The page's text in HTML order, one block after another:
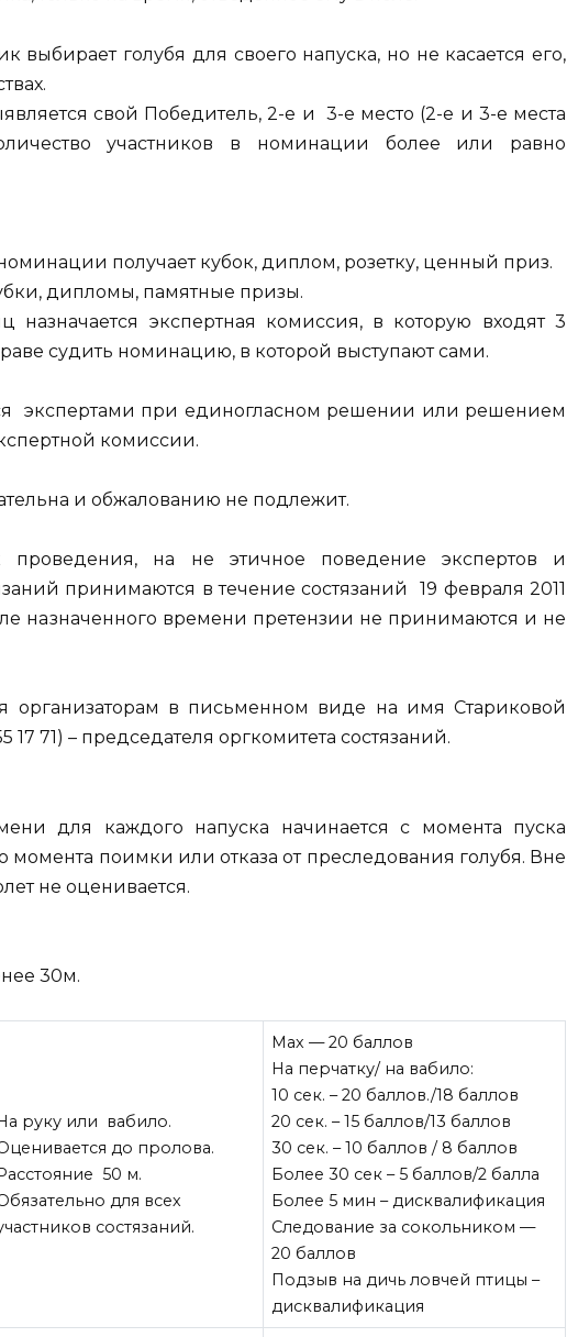
выбирает голубя для своего напуска, но не касается его,
свой Победитель, 2-е и 3-е место (2-е и 3-е места
участников в номинации более или равно
получает кубок, диплом, розетку, ценный приз.
дипломы, памятные призы.
назначается экспертная комиссия, в которую входят 3
судить номинацию, в которой выступают сами.
экспертами при единогласном решении или решением
комиссии.
и обжалованию не подлежит.
проведения, на не этичное поведение экспертов и
принимаются в течение состязаний 19 февраля 2011
назначенного времени претензии не принимаются и не
организаторам в письменном виде на имя Стариковой
71) – председателя оргкомитета состязаний.
для каждого напуска начинается с момента пуска
поимки или отказа от преследования голубя. Вне
не оценивается.
30м.
руку или вабило.
до пролова.
50 м.
для всех
состязаний.
Мах — 20 баллов
На перчатку/ на вабило:
10 сек. – 20 баллов./18 баллов
20 сек. – 15 баллов/13 баллов
30 сек. – 10 баллов / 8 баллов
Более 30 сек – 5 баллов/2 балла
Более 5 мин – дисквалификация
Следование за сокольником —
20 баллов
Подзыв на дичь ловчей птицы –
дисквалификация